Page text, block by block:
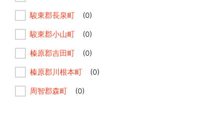
駿東郡長泉町 (0)
駿東郡小山町 (0)
榛原郡吉田町 (0)
榛原郡川根本町 (0)
周智郡森町 (0)